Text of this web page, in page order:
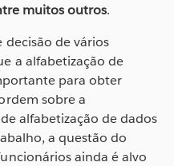
muitos outros.
de vários
a alfabetização de
para obter
sobre a
alfabetização de dados
a questão do
ainda é alvo